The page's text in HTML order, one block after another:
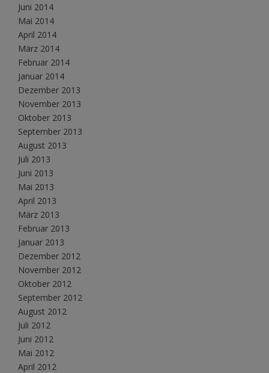
Juni 2014
Mai 2014
April 2014
März 2014
Februar 2014
Januar 2014
Dezember 2013
November 2013
Oktober 2013
September 2013
August 2013
Juli 2013
Juni 2013
Mai 2013
April 2013
März 2013
Februar 2013
Januar 2013
Dezember 2012
November 2012
Oktober 2012
September 2012
August 2012
Juli 2012
Juni 2012
Mai 2012
April 2012